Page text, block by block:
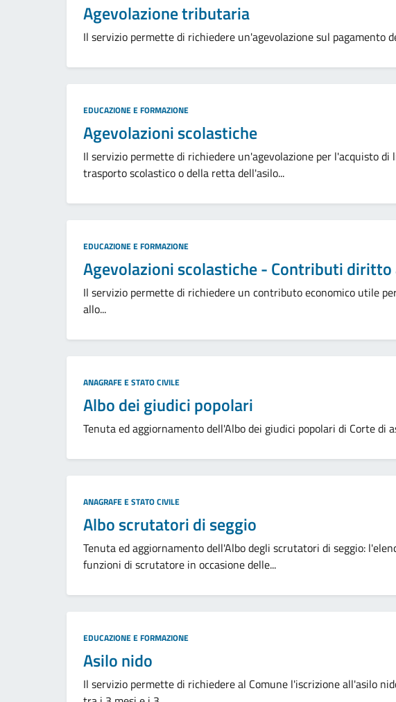
Agevolazione tributaria
Il servizio permette di richiedere un'agevolazione sul pagamento
Categoria:
EDUCAZIONE E FORMAZIONE
Agevolazioni scolastiche
Il servizio permette di richiedere un'agevolazione per l'acquisto di
trasporto scolastico o della retta dell'asilo...
Categoria:
EDUCAZIONE E FORMAZIONE
Agevolazioni scolastiche - Contributi
Il servizio permette di richiedere un contributo economico utile
allo...
Categoria:
ANAGRAFE E STATO CIVILE
Albo dei giudici popolari
Tenuta ed aggiornamento dell'Albo dei giudici popolari di Corte di
Categoria:
ANAGRAFE E STATO CIVILE
Albo scrutatori di seggio
Tenuta ed aggiornamento dell'Albo degli scrutatori di seggio:
funzioni di scrutatore in occasione delle...
Categoria:
EDUCAZIONE E FORMAZIONE
Asilo nido
Il servizio permette di richiedere al Comune l'iscrizione all'asilo